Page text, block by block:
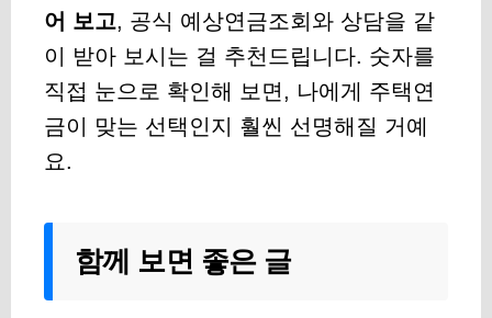
어 보고, 공식 예상연금조회와 상담을 같
이 받아 보시는 걸 추천드립니다. 숫자를
직접 눈으로 확인해 보면, 나에게 주택연
금이 맞는 선택인지 훨씬 선명해질 거예
요.
함께 보면 좋은 글